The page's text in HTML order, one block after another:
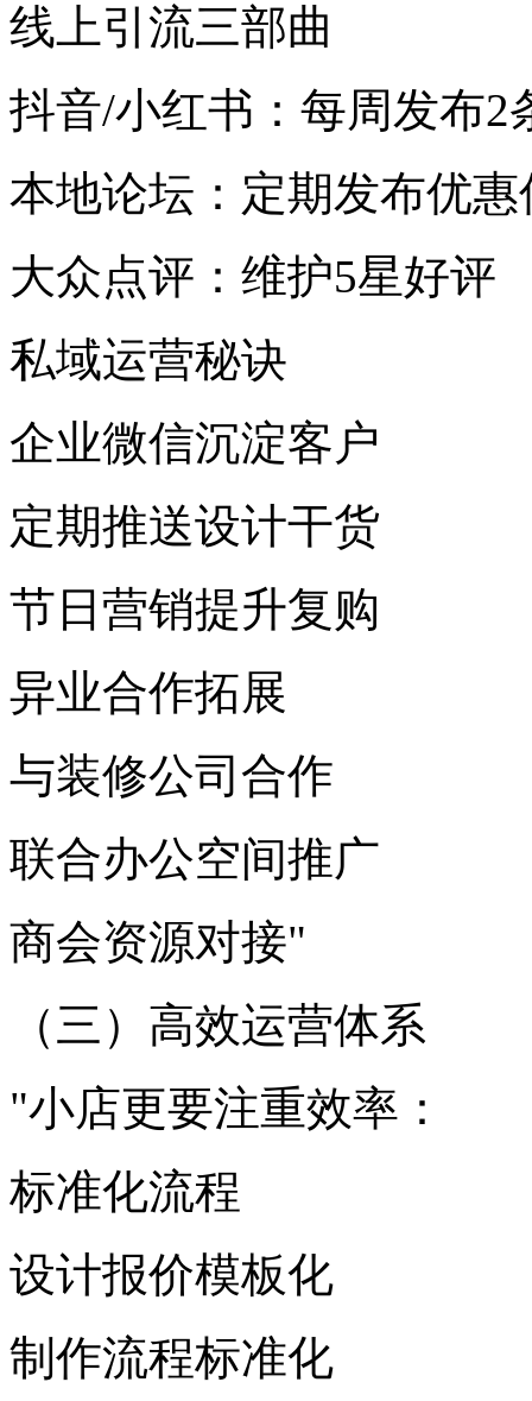
线上引流三部曲
抖音/小红书：每周发布2
本地论坛：定期发布优惠
大众点评：维护5星好评
私域运营秘诀
企业微信沉淀客户
定期推送设计干货
节日营销提升复购
异业合作拓展
与装修公司合作
联合办公空间推广
商会资源对接"
（三）高效运营体系
"小店更要注重效率：
标准化流程
设计报价模板化
制作流程标准化